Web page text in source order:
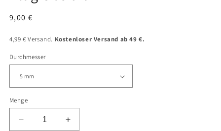
Normaler
9,00 €
4,99 € Versand. Kostenloser Versand ab 49 €.
Durchmesser
Menge
Menge
Menge